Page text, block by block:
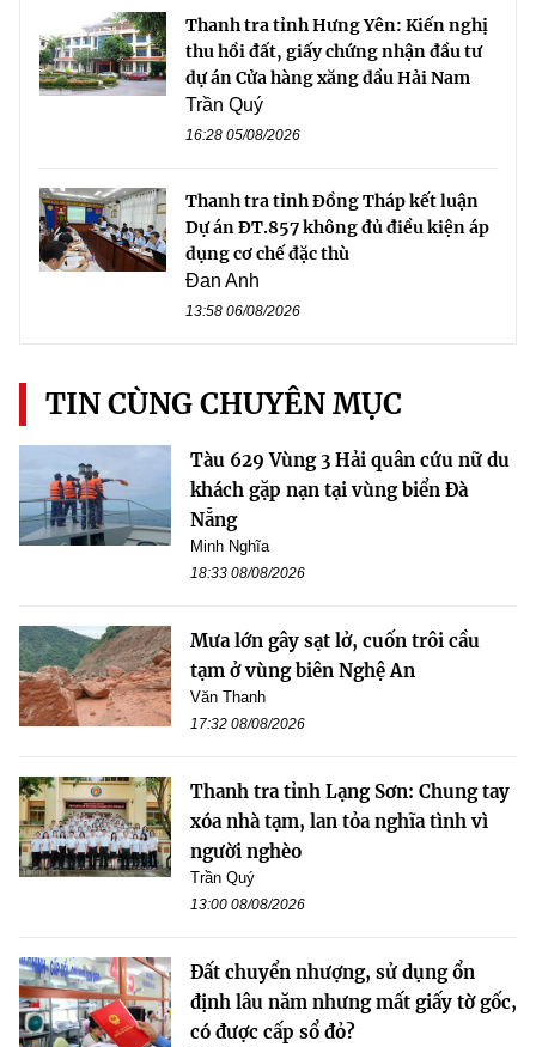
Thanh tra tỉnh Hưng Yên: Kiến nghị
thu hồi đất, giấy chứng nhận đầu tư
dự án Cửa hàng xăng dầu Hải Nam
Trần Quý
16:28 05/08/2026
Thanh tra tỉnh Đồng Tháp kết luận
Dự án ĐT.857 không đủ điều kiện áp
dụng cơ chế đặc thù
Đan Anh
13:58 06/08/2026
TIN CÙNG CHUYÊN MỤC
Tàu 629 Vùng 3 Hải quân cứu nữ du
khách gặp nạn tại vùng biển Đà
Nẵng
Minh Nghĩa
18:33 08/08/2026
Mưa lớn gây sạt lở, cuốn trôi cầu
tạm ở vùng biên Nghệ An
Văn Thanh
17:32 08/08/2026
Thanh tra tỉnh Lạng Sơn: Chung tay
xóa nhà tạm, lan tỏa nghĩa tình vì
người nghèo
Trần Quý
13:00 08/08/2026
Đất chuyển nhượng, sử dụng ổn
định lâu năm nhưng mất giấy tờ gốc,
có được cấp sổ đỏ?